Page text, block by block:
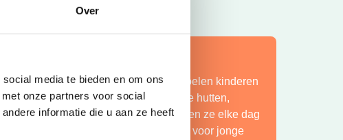
Over
media te bieden en om ons
onze partners voor social
informatie die u aan ze heeft
Bij Camping Huttopia De Roos spelen kinderen
eindeloos in de natuur, bouwen ze hutten,
spetteren ze in de Vecht en beleven ze elke dag
een nieuw avontuur. Een paradijs voor jonge